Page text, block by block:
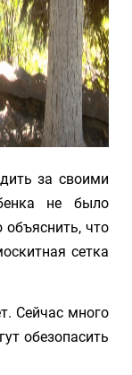
за своими
не было
объяснить, что
сетка
Сейчас много
обезопасить